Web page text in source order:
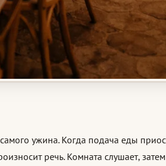
ужина. Когда подача еды
речь. Комната слушает,